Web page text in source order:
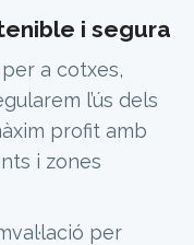
i segura
a cotxes,
l’ús dels
profit amb
i zones
per